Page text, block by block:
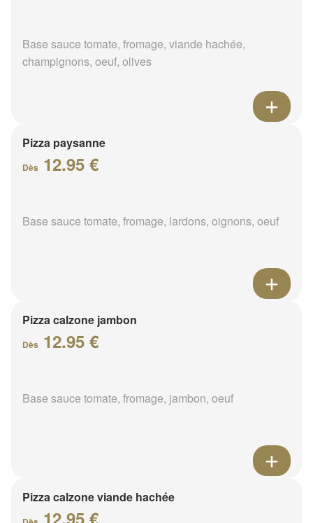
Base sauce tomate, fromage, viande hachée,
champignons, oeuf, olives
Pizza paysanne
Dès 12.95 €
Base sauce tomate, fromage, lardons, oignons, oeuf
Pizza calzone jambon
Dès 12.95 €
Base sauce tomate, fromage, jambon, oeuf
Pizza calzone viande hachée
12.95 €